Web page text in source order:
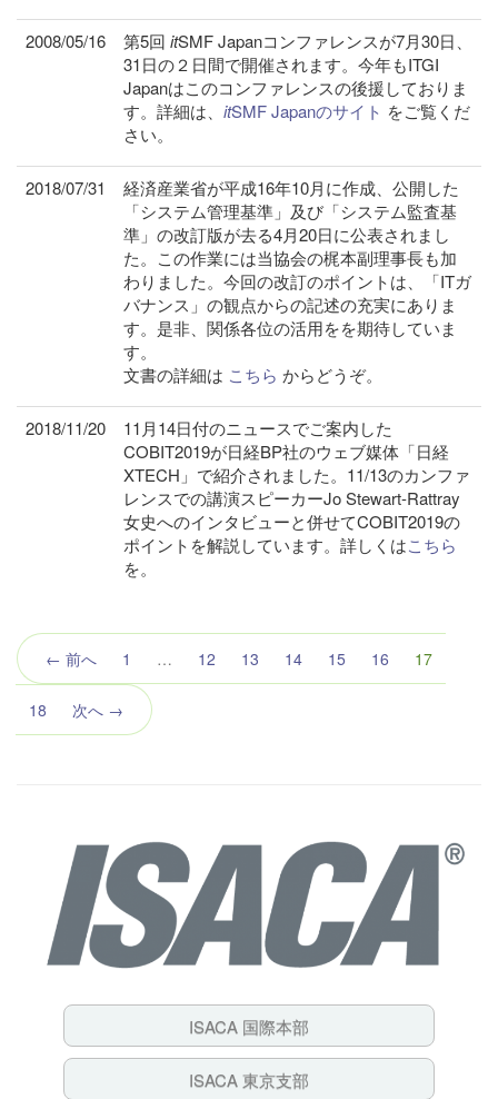
2008/05/16 第5回 itSMF Japanコンファレンスが7月30日、
31日の２日間で開催されます。今年もITGI
Japanはこのコンファレンスの後援しておりま
す。詳細は、 itSMF Japanのサイト をご覧くだ
さい。
2018/07/31
経済産業省が平成16年10月に作成、公開した
「システム管理基準」及び「システム監査基
準」の改訂版が去る4月20日に公表されまし
た。この作業には当協会の梶本副理事長も加
わりました。今回の改訂のポイントは、「ITガ
バナンス」の観点からの記述の充実にありま
す。是非、関係各位の活用をを期待していま
す。
文書の詳細は こちら からどうぞ。
2018/11/20
11月14日付のニュースでご案内した
COBIT2019が日経BP社のウェブ媒体「日経
XTECH」で紹介されました。11/13のカンファ
レンスでの講演スピーカーJo Stewart-Rattray
女史へのインタビューと併せてCOBIT2019の
ポイントを解説しています。詳しくはこちら
を。
← 前へ 1 … 12 13 14 15 16 17（こ
の
18 次へ →
ISACA 国際本部
ISACA 東京支部